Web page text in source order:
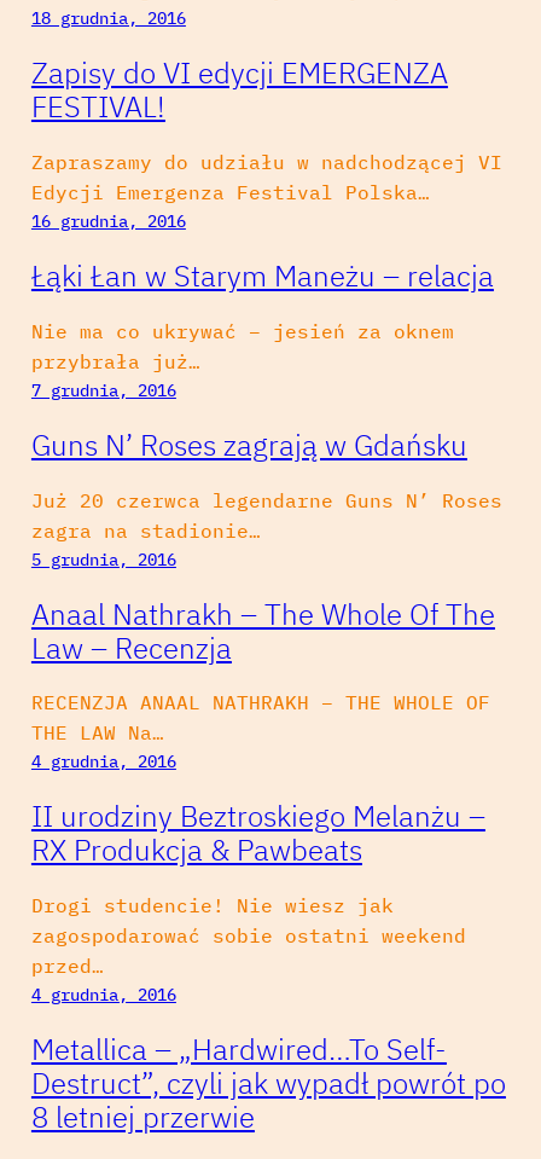
18 grudnia, 2016
Zapisy do VI edycji EMERGENZA
FESTIVAL!
Zapraszamy do udziału w nadchodzącej VI
Edycji Emergenza Festival Polska…
16 grudnia, 2016
Łąki Łan w Starym Maneżu – relacja
Nie ma co ukrywać – jesień za oknem
przybrała już…
7 grudnia, 2016
Guns N’ Roses zagrają w Gdańsku
Już 20 czerwca legendarne Guns N’ Roses
zagra na stadionie…
5 grudnia, 2016
Anaal Nathrakh – The Whole Of The
Law – Recenzja
RECENZJA ANAAL NATHRAKH – THE WHOLE OF
THE LAW Na…
4 grudnia, 2016
II urodziny Beztroskiego Melanżu –
RX Produkcja & Pawbeats
Drogi studencie! Nie wiesz jak
zagospodarować sobie ostatni weekend
przed…
4 grudnia, 2016
Metallica – „Hardwired…To Self-
Destruct”, czyli jak wypadł powrót po
8 letniej przerwie